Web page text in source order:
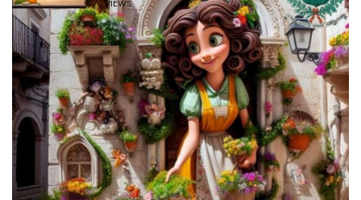
976 VIEWS